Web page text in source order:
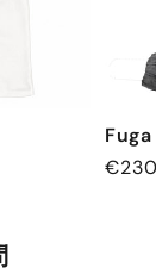
Fuga
通